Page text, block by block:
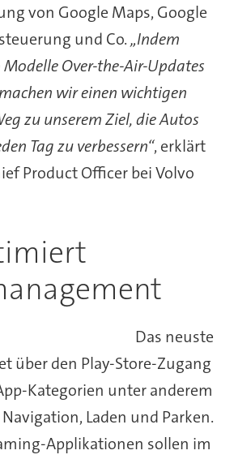
von Google Maps, Google
und Co.„Indem
Over-the-Air-Updates
wir einen wichtigen
zu unserem Ziel, die Autos
Tag zu verbessern“, erklärt
Product Officer bei Volvo
Das neuste
über den Play-Store-Zugang
Kategorien unter anderem
Laden und Parken.
Applikationen sollen im